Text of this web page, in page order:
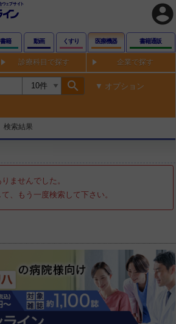
account_circle
籍 動画 くすり 医療機器 書籍通販
診療科目で探す 企業で探す
search オプション
検索結果
ませんでした。
、もう一度検索して下さい。